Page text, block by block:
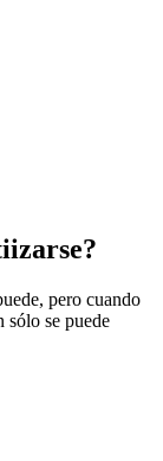
pero cuando
sólo se puede